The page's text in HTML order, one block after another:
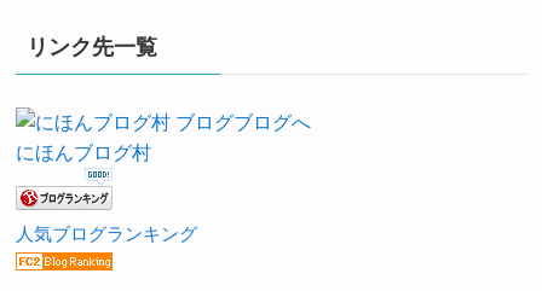
リンク先一覧
にほんブログ村
人気ブログランキング